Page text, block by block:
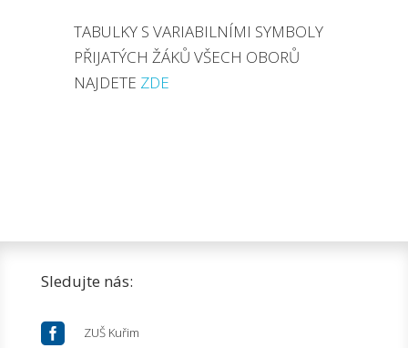
TABULKY S VARIABILNÍMI SYMBOLY
PŘIJATÝCH ŽÁKŮ VŠECH OBORŮ
NAJDETE ZDE
Sledujte nás:
 ZUŠ Kuřim